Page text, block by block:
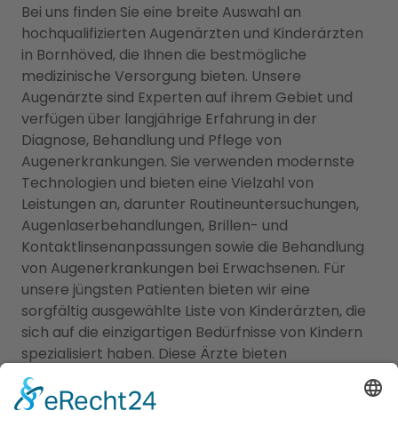
Bei uns finden Sie eine breite Auswahl an
hochqualifizierten Augenärzten und Kinderärzten
in Bornhöved, die Ihnen die bestmögliche
medizinische Versorgung bieten. Unsere
Augenärzte sind Experten auf ihrem Gebiet und
verfügen über langjährige Erfahrung in der
Diagnose, Behandlung und Pflege von
Augenerkrankungen. Sie verwenden modernste
Technologien und bieten eine Vielzahl von
Leistungen an, darunter Routineuntersuchungen,
Augenlaserbehandlungen, Brillen- und
Kontaktlinsenanpassungen sowie die Behandlung
von Augenerkrankungen bei Erwachsenen. Für
unsere jüngsten Patienten bieten wir eine
sorgfältig ausgewählte Liste von Kinderärzten, die
sich auf die einzigartigen Bedürfnisse von Kindern
spezialisiert haben. Diese Ärzte bieten
Vorsorgeuntersuchungen, Impfungen,
Behandlungen von Kinderkrankheiten und eine